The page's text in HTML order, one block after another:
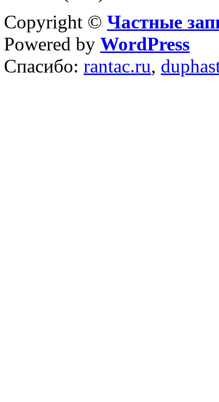
Copyright © Частные
Powered by WordPress
Спасибо: rantac.ru,